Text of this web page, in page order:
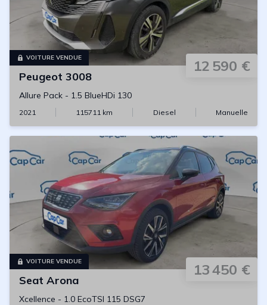
VOITURE VENDUE 12 590 €
Peugeot 3008
Allure Pack - 1.5 BlueHDi 130
2021 115711 km Diesel Manuelle
VOITURE VENDUE 13 450 €
Seat Arona
Xcellence - 1.0 EcoTSI 115 DSG7